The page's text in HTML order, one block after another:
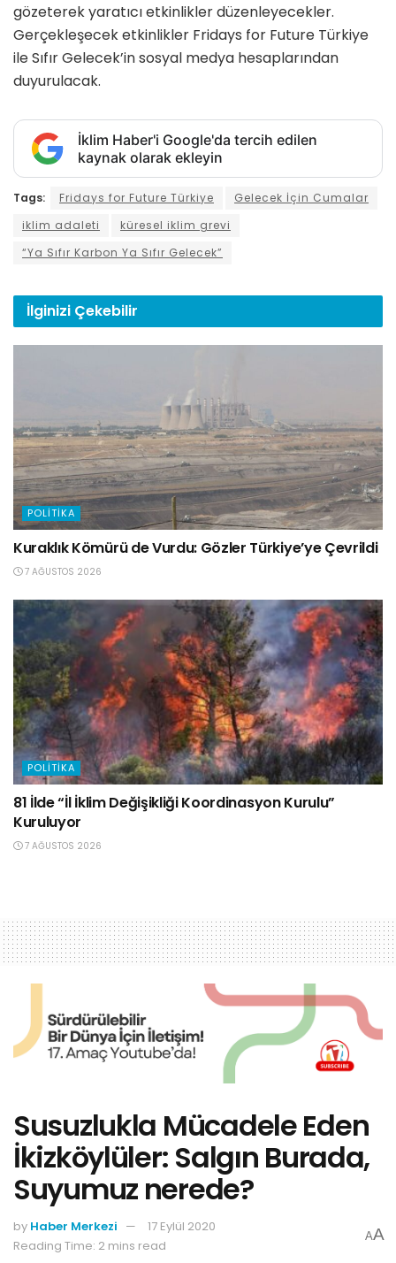
gözeterek yaratıcı etkinlikler düzenleyecekler.
Gerçekleşecek etkinlikler Fridays for Future Türkiye
ile Sıfır Gelecek’in sosyal medya hesaplarından
duyurulacak.
İklim Haber'i Google'da tercih edilen
kaynak olarak ekleyin
Tags: Fridays for Future Türkiye
Gelecek İçin Cumalar
iklim adaleti
küresel iklim grevi
“Ya Sıfır Karbon Ya Sıfır Gelecek”
İlginizi Çekebilir
POLITIKA
Kuraklık Kömürü de Vurdu: Gözler Türkiye’ye Çevrildi
7 AĞUSTOS 2026
POLITIKA
81 İlde “İl İklim Değişikliği Koordinasyon Kurulu”
Kuruluyor
7 AĞUSTOS 2026
Susuzlukla Mücadele Eden
İkizköylüler: Salgın Burada,
Suyumuz nerede?
by Haber Merkezi
17 Eylül 2020
Reading Time: 2 mins read
AA